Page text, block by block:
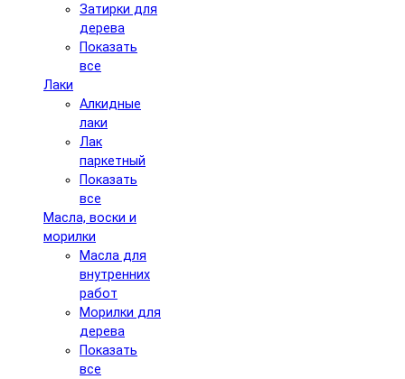
Затирки для
дерева
Показать
все
Лаки
Алкидные
лаки
Лак
паркетный
Показать
все
Масла, воски и
морилки
Масла для
внутренних
работ
Морилки для
дерева
Показать
все